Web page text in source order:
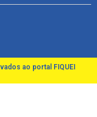
ao portal FIQUEI